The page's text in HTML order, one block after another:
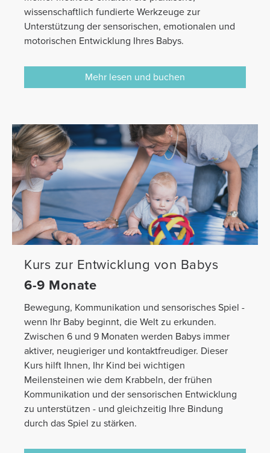
wissenschaftlich fundierte Werkzeuge zur
Unterstützung der sensorischen, emotionalen und
motorischen Entwicklung Ihres Babys.
Mehr lesen und buchen
Kurs zur Entwicklung von Babys
6-9 Monate
Bewegung, Kommunikation und sensorisches Spiel -
wenn Ihr Baby beginnt, die Welt zu erkunden.
Zwischen 6 und 9 Monaten werden Babys immer
aktiver, neugieriger und kontaktfreudiger. Dieser
Kurs hilft Ihnen, Ihr Kind bei wichtigen
Meilensteinen wie dem Krabbeln, der frühen
Kommunikation und der sensorischen Entwicklung
zu unterstützen - und gleichzeitig Ihre Bindung
durch das Spiel zu stärken.